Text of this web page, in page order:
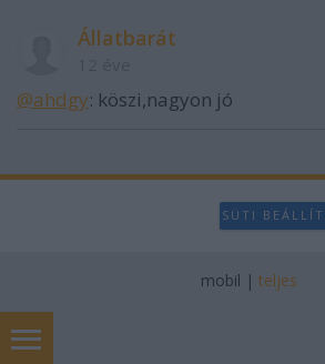
Állatbarát
@ahdgy: köszi,nagyon jó
SÜTI
mobil | teljes